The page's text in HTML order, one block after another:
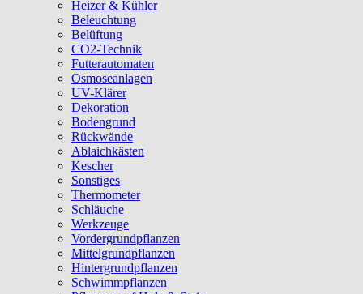
Heizer & Kühler
Beleuchtung
Belüftung
CO2-Technik
Futterautomaten
Osmoseanlagen
UV-Klärer
Dekoration
Bodengrund
Rückwände
Ablaichkästen
Kescher
Sonstiges
Thermometer
Schläuche
Werkzeuge
Vordergrundpflanzen
Mittelgrundpflanzen
Hintergrundpflanzen
Schwimmpflanzen